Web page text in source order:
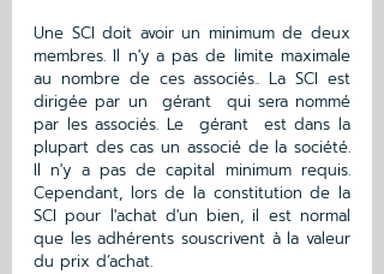
Une SCI doit avoir un minimum de deux
membres. Il n'y a pas de limite maximale
au nombre de ces associés.. La SCI est
dirigée par un  gérant  qui sera nommé
par les associés. Le  gérant  est dans la
plupart des cas un associé de la société.
Il n'y a pas de capital minimum requis.
Cependant, lors de la constitution de la
SCI pour l'achat d'un bien, il est normal
que les adhérents souscrivent à la valeur
du prix d’achat.